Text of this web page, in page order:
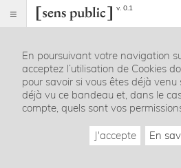
v. 0.1
Index
Rubriques
Essais
En poursuivant votre navigation
acceptez l’utilisation de Cookies
pour savoir si vous êtes déjà venu
déjà vu ce bandeau et, dans le
compte, quels sont vos
J'accepte En